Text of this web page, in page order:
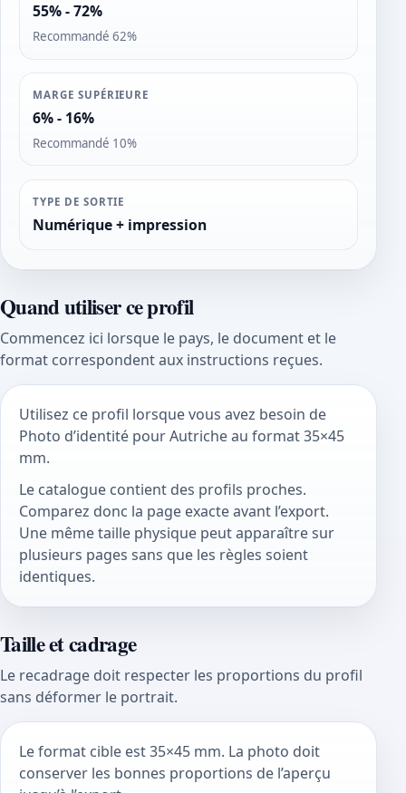
55% - 72%
Recommandé 62%
MARGE SUPÉRIEURE
6% - 16%
Recommandé 10%
TYPE DE SORTIE
Numérique + impression
Quand utiliser ce profil
Commencez ici lorsque le pays, le document et le
format correspondent aux instructions reçues.
Utilisez ce profil lorsque vous avez besoin de
Photo d’identité pour Autriche au format 35×45
mm.
Le catalogue contient des profils proches.
Comparez donc la page exacte avant l’export.
Une même taille physique peut apparaître sur
plusieurs pages sans que les règles soient
identiques.
Taille et cadrage
Le recadrage doit respecter les proportions du profil
sans déformer le portrait.
Le format cible est 35×45 mm. La photo doit
conserver les bonnes proportions de l’aperçu